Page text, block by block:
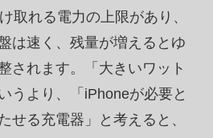
取れる電力の上限があり、
は速く、残量が増えるとゆ
されます。「大きいワット
うより、「iPhoneが必要と
せる充電器」と考えると、